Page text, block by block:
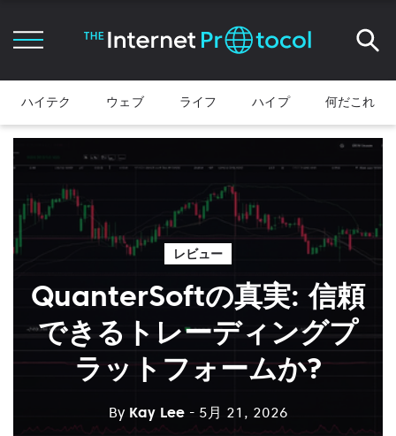
ハイテク ウェブ ライフ ハイプ 何だこれ
レビュー
QuanterSoftの真実: 信頼
できるトレーディングプ
ラットフォームか?
By Kay Lee - 5月 21, 2026